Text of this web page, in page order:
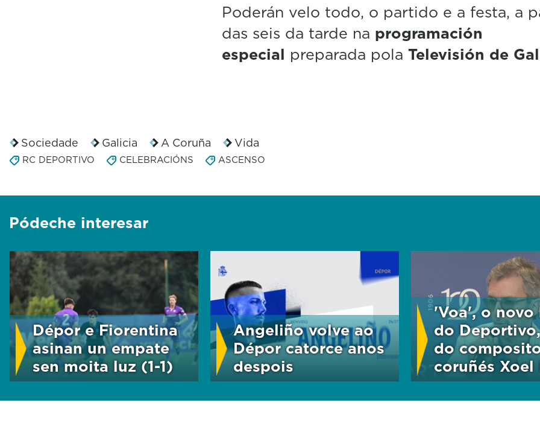
Poderán velo todo, o partido e a festa, a
das seis da tarde na programación
especial preparada pola Televisión de
Sociedade Galicia A Coruña Vida
RC DEPORTIVO CELEBRACIÓNS ASCENSO
Pódeche interesar
Dépor e Fiorentina
asinan un empate
sen moita luz (1-1)
Angeliño volve ao
Dépor catorce anos
despois
'Voa', o novo
do
do
coruñés Xoel